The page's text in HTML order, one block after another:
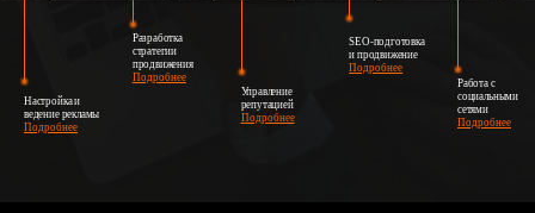
Настройка и
ведение рекламы
Подробнее
Разработка
стратегии
продвижения
Подробнее
Управление
репутацией
Подробнее
SEO-подготовка
и продвижение
Подробнее
Работа с
социальными
сетями
Подробнее